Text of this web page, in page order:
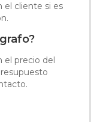
el cliente si es
el precio del